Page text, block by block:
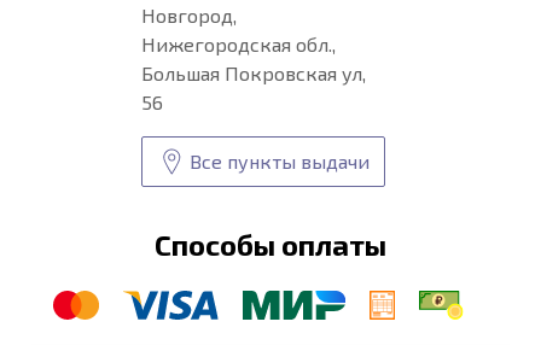
Новгород,
Нижегородская обл.,
Большая Покровская ул,
56
Все пункты выдачи
Способы оплаты